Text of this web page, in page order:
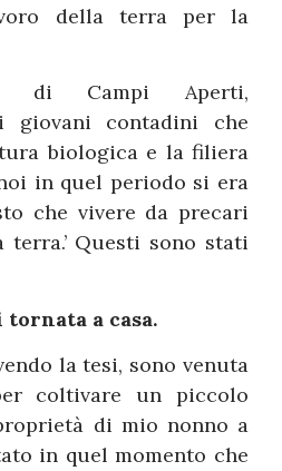
della terra per la
di Campi Aperti,
giovani contadini che
biologica e la filiera
in quel periodo si era
che vivere da precari
Questi sono stati
tornata a casa.
la tesi, sono venuta
coltivare un piccolo
di mio nonno a
in quel momento che